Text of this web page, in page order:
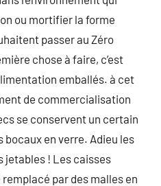
ou mortifier la forme
passer au Zéro
chose à faire, c’est
emballés. à cet
de commercialisation
se conservent un certain
en verre. Adieu les
jetables ! Les caisses
par des malles en